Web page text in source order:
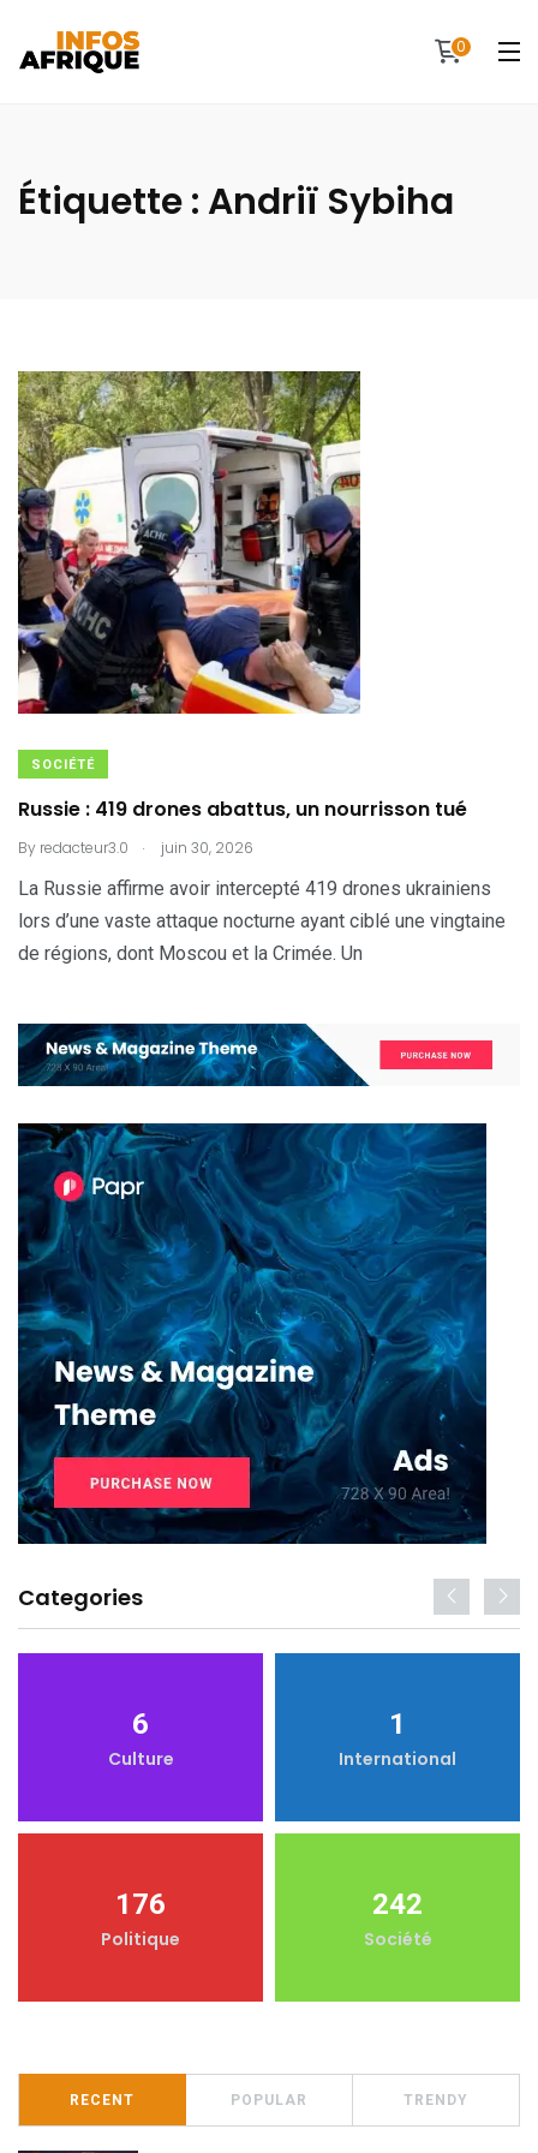
0
Étiquette : Andriï Sybiha
SOCIÉTÉ
Russie : 419 drones abattus, un nourrisson tué
By redacteur3.0 . juin 30, 2026
La Russie affirme avoir intercepté 419 drones ukrainiens
lors d’une vaste attaque nocturne ayant ciblé une vingtaine
de régions, dont Moscou et la Crimée. Un
Categories
6
Culture
1
International
176
Politique
242
Société
RECENT POPULAR TRENDY